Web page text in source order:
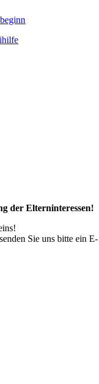
der Elterninteressen!
Sie uns bitte ein E-